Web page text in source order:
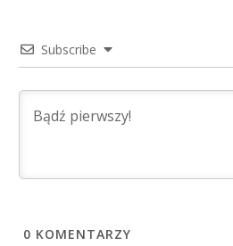
Subscribe
0 KOMENTARZY